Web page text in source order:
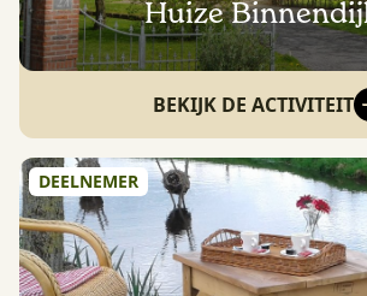
Huize
BEKIJK DE ACTIVITEIT
DEELNEMER